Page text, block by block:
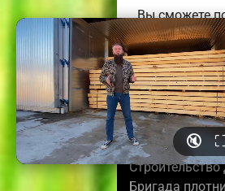
Вы сможете
Строим
коттеджей.
© 2026
Бригада
🔇